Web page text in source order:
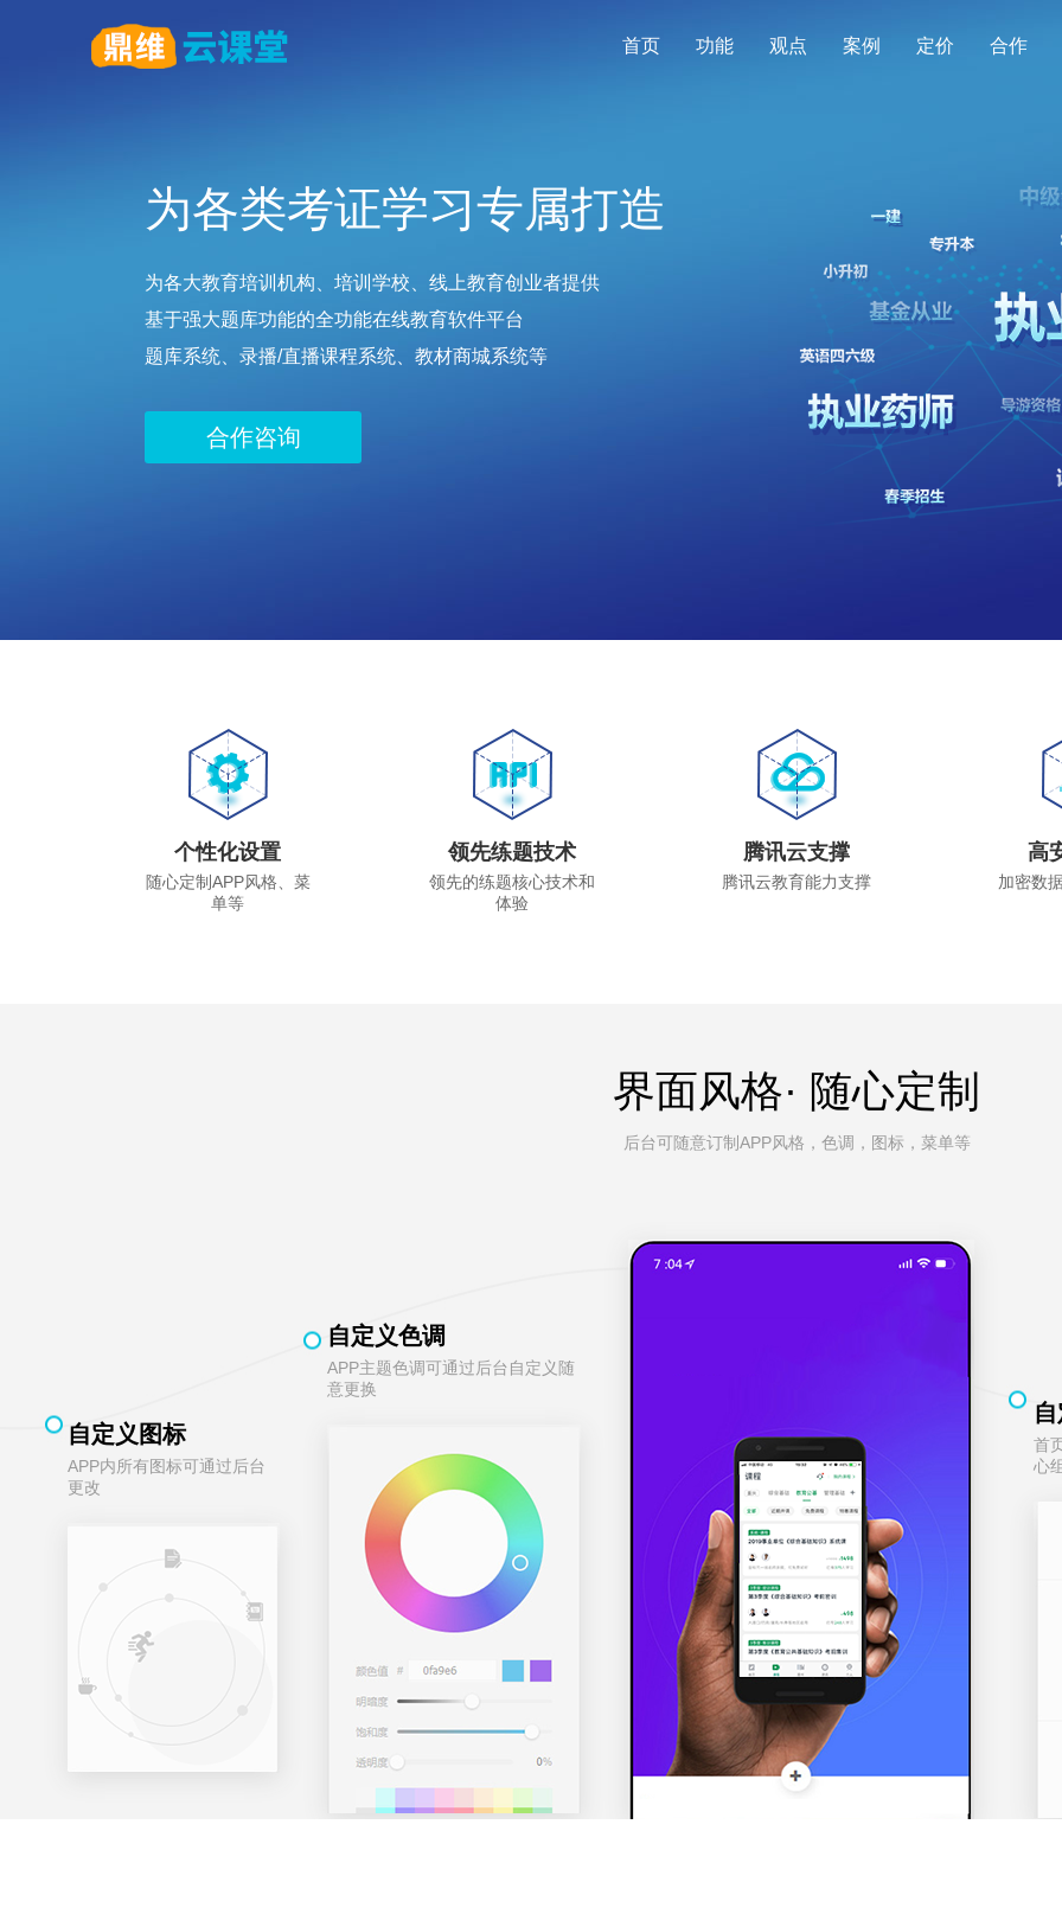
首页 功能 观点 案例 定价 合作
为各类考证学习专属打造
为各大教育培训机构、培训学校、线上教育创业者提供
基于强大题库功能的全功能在线教育软件平台
题库系统、录播/直播课程系统、教材商城系统等
合作咨询
个性化设置
随心定制APP风格、菜
单等
领先练题技术
领先的练题核心技术和
体验
腾讯云支撑
腾讯云教育能力支撑
高
加密数
界面风格· 随心定制
后台可随意订制APP风格，色调，图标，菜单等
自定义图标
APP内所有图标可通过后台
更改
自定义色调
APP主题色调可通过后台自定义随
意更换
首
心